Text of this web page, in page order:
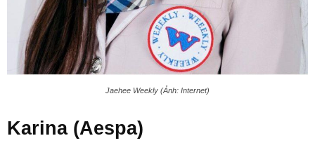
Jaehee Weekly (Ảnh: Internet)
Karina (Aespa)